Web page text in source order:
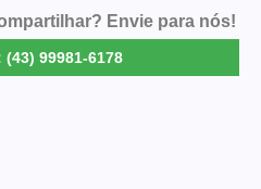
Envie para nós!
(43) 99981-6178